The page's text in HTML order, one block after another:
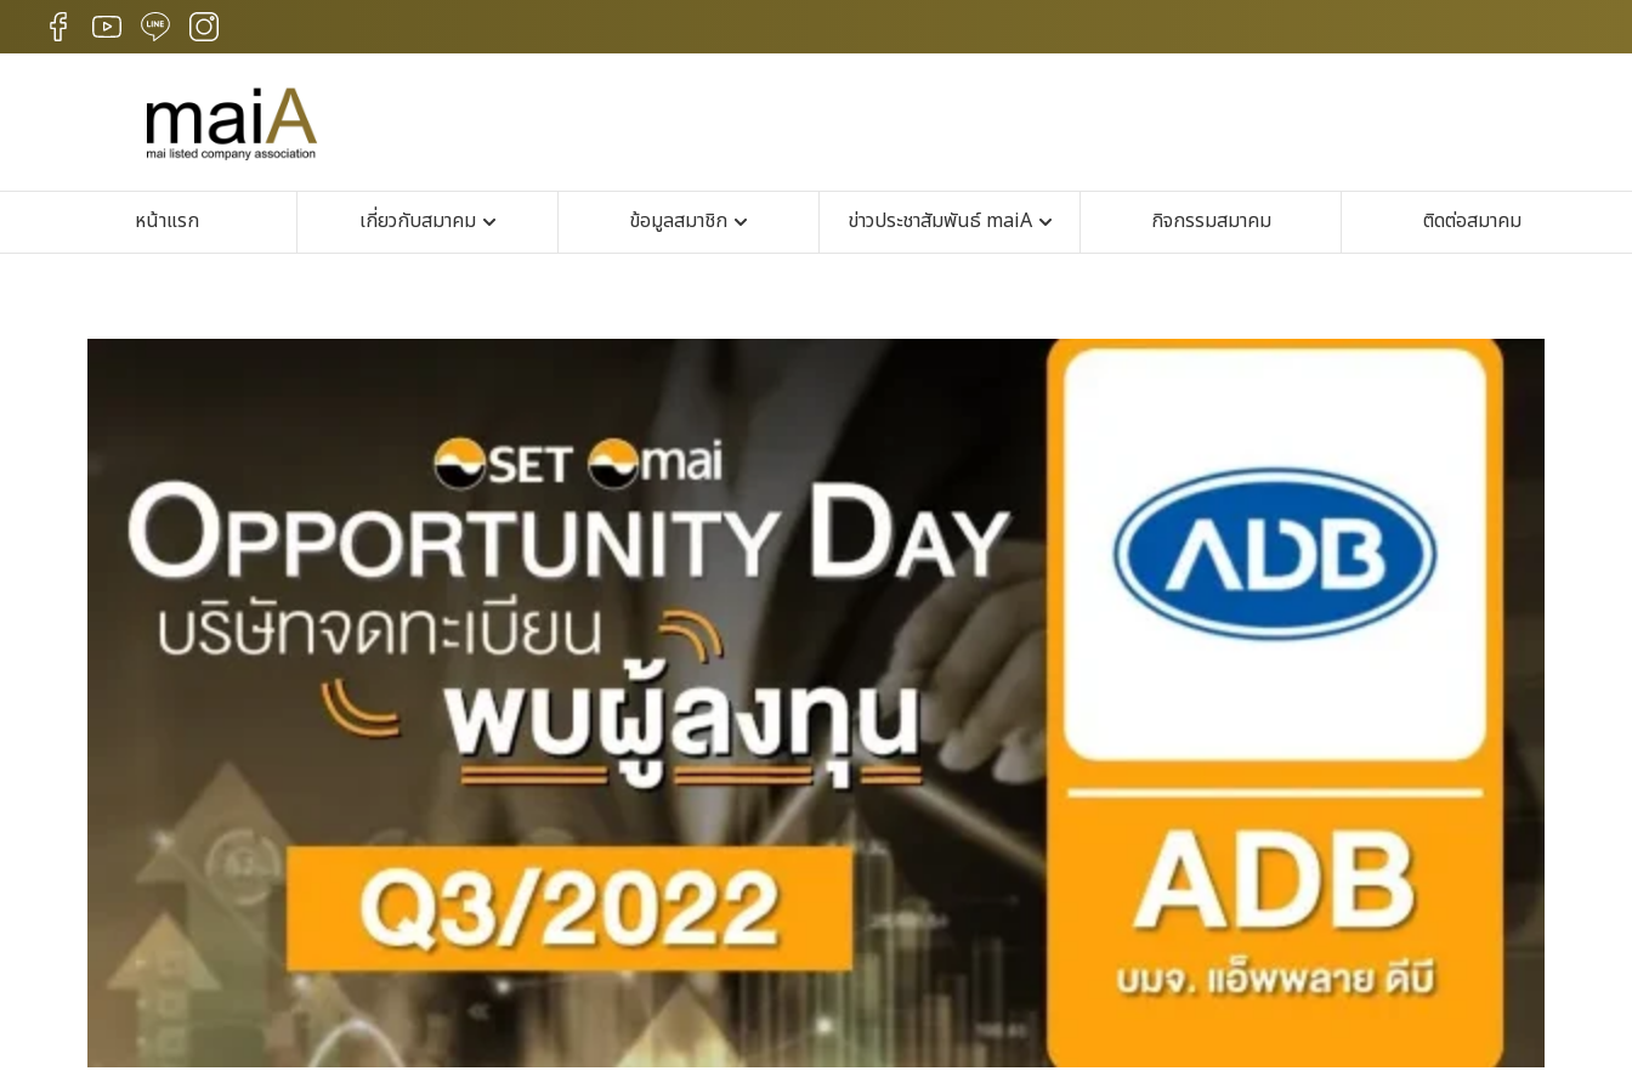
หน้าแรก เกี่ยวกับสมาคม ข้อมูลสมาชิก ข่าวประชาสัมพันธ์ maiA กิจกรรมสมาคม ติดต่อสมาคม